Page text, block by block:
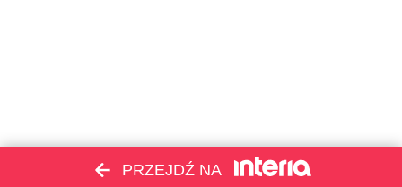
PRZEJDŹ NA